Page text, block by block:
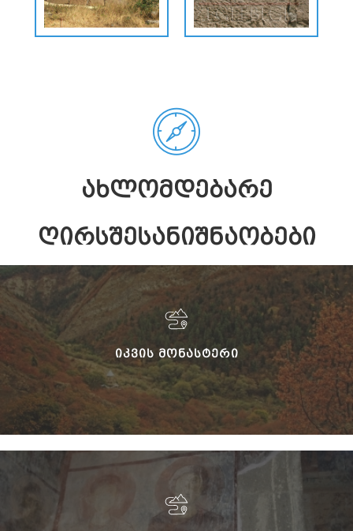
ᲐᲮᲚᲝᲛᲓᲔᲑᲐᲠᲔ
ᲦᲘᲠᲡᲨᲔᲡᲐᲜᲘᲨᲜᲐᲝᲑᲔᲑᲘ
ᲘᲙᲕᲘᲡ ᲛᲝᲜᲐᲡᲢᲔᲠᲘ